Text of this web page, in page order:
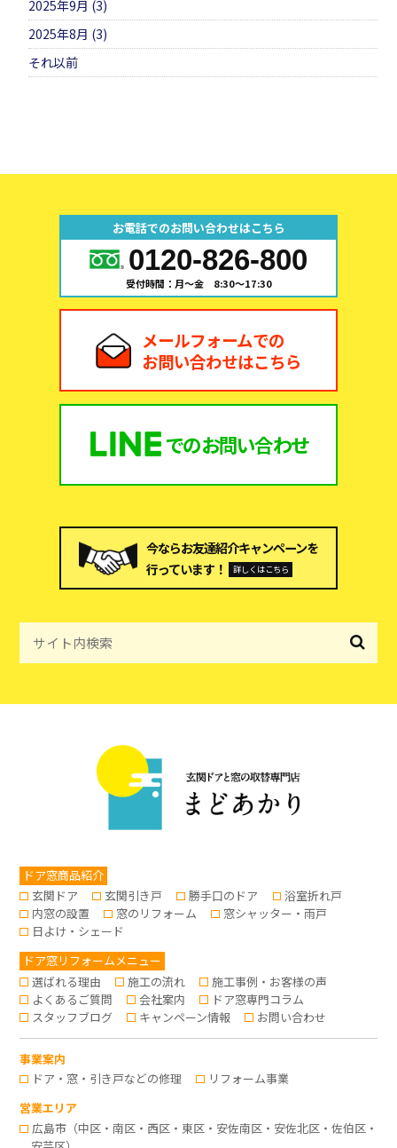
2025年9月 (3)
2025年8月 (3)
それ以前
お電話でのお問い合わせはこちら
0120-826-800
受付時間：月～金 8:30～17:30
メールフォームでの
お問い合わせはこちら
でのお問い合わせ
今ならお友達紹介キャンペーンを
行っています！
詳しくはこちら
ドア窓商品紹介
玄関ドア
玄関引き戸 勝手口のドア
浴室折れ戸
内窓の設置
窓のリフォーム
窓シャッター・雨戸
日よけ・シェード
ドア窓リフォームメニュー
選ばれる理由
施工の流れ
施工事例・お客様の声
よくあるご質問
会社案内
ドア窓専門コラム
スタッフブログ
キャンペーン情報 お問い合わせ
事業案内
ドア・窓・引き戸などの修理
リフォーム事業
営業エリア
広島市（中区・南区・西区・東区・安佐南区・安佐北区・佐伯区・